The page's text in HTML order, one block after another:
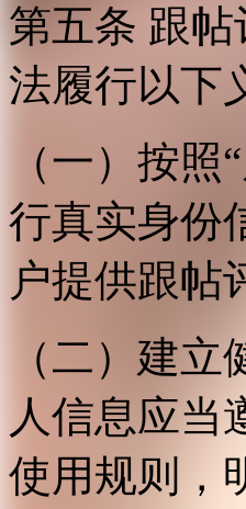
第五条 跟
法履行以下
（一）按
行真实身份
户提供跟帖
（二）建
人信息应当
使用规则，